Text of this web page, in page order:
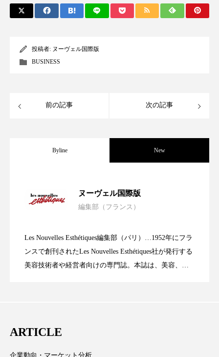
投稿者: ヌーヴェル国際版
BUSINESS
前の記事 次の記事
Byline New
ヌーヴェル国際版
編集部（フランス）
Les Nouvelles Esthétiques編集部（パリ）…1952年にフラ
ンスで創刊されたLes Nouvelles Esthétiques社が発行する
美容技術者や経営者向けの専門誌。本誌は、美容、健
と消費者の期待｜AI技術・ソーシャルコ
2026.06.30 【パリ国際美容＆スパ会議】激戦のサロ
ARTICLE
企業動向・マーケット分析